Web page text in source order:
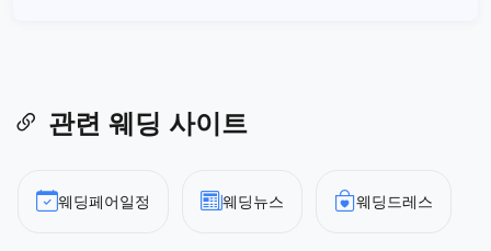
관련 웨딩 사이트
웨딩페어일정 웨딩뉴스 웨딩드레스